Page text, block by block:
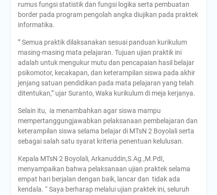
rumus fungsi statistik dan fungsi logika serta pembuatan
border pada program pengolah angka diujikan pada praktek
informatika.
” Semua praktik dilaksanakan sesuai panduan kurikulum
masing-masing mata pelajaran. Tujuan ujian praktik ini
adalah untuk mengukur mutu dan pencapaian hasil belajar
psikomotor, kecakapan, dan keterampilan siswa pada akhir
jenjang satuan pendidikan pada mata pelajaran yang telah
ditentukan,” ujar Suranto, Waka kurikulum di meja kerjanya.
Selain itu, ia menambahkan agar siswa mampu
mempertanggungjawabkan pelaksanaan pembelajaran dan
keterampilan siswa selama belajar di MTsN 2 Boyolali serta
sebagai salah satu syarat kriteria penentuan kelulusan.
Kepala MTsN 2 Boyolali, Arkanuddin,S.Ag.,M.PdI,
menyampaikan bahwa pelaksanaan ujian praktek selama
empat hari berjalan dengan baik, lancar dan tidak ada
kendala. “ Saya berharap melalui ujian praktek ini, seluruh